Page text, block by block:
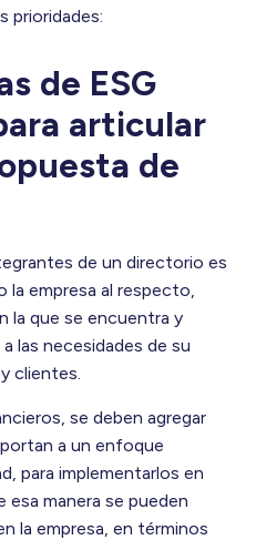
prioridades:
de ESG
articular
de
de un directorio es
la empresa al respecto,
la que se encuentra y
las necesidades de su
clientes.
se deben agregar
a un enfoque
para implementarlos en
esa manera se pueden
la empresa, en términos